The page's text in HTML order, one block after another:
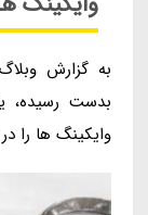
به گزارش
بدست رسیده،
وایکینگ ها را